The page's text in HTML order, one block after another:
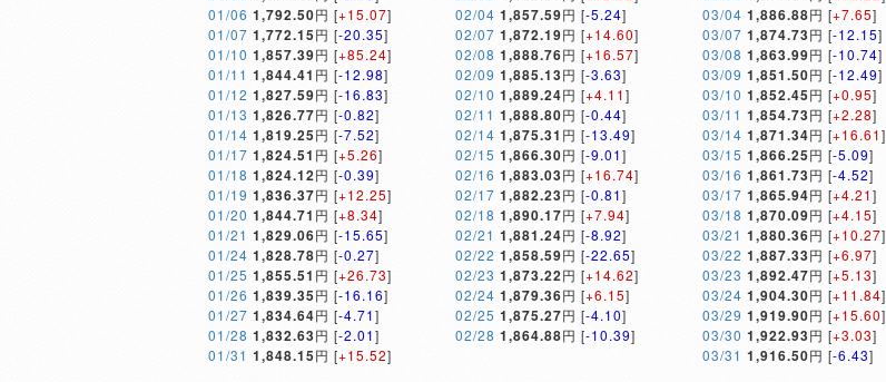
01/06 1,792.50円 [+15.07]
01/07 1,772.15円 [-20.35]
01/10 1,857.39円 [+85.24]
01/11 1,844.41 円 [-12.98]
01/12 1,827.59円 [-16.83]
01/13 1,826.77円 [-0.82]
01/14 1,819.25円 [-7.52]
01/17 1,824.51 円 [+5.26]
01/18 1,824.12円 [-0.39]
01/19 1,836.37円 [+12.25]
01/20 1,844.71 円 [+8.34]
01/21 1,829.06円 [-15.65]
01/24 1,828.78円 [-0.27]
01/25 1,855.51 円 [+26.73]
01/26 1,839.35円 [-16.16]
01/27 1,834.64円 [-4.71]
01/28 1,832.63円 [-2.01]
01/31 1,848.15円 [+15.52]
02/04 1,857.59円 [-5.24]
02/07 1,872.19円 [+14.60]
02/08 1,888.76円 [+16.57]
02/09 1,885.13円 [-3.63]
02/10 1,889.24円 [+4.11]
02/11 1,888.80円 [-0.44]
02/14 1,875.31 円 [-13.49]
02/15 1,866.30円 [-9.01]
02/16 1,883.03円 [+16.74]
02/17 1,882.23円 [-0.81]
02/18 1,890.17円 [+7.94]
02/21 1,881.24円 [-8.92]
02/22 1,858.59円 [-22.65]
02/23 1,873.22円 [+14.62]
02/24 1,879.36円 [+6.15]
02/25 1,875.27円 [-4.10]
02/28 1,864.88円 [-10.39]
03/04 1,886.88円 [+7.65]
03/07 1,874.73円 [-12.15]
03/08 1,863.99円 [-10.74]
03/09 1,851.50円 [-12.49]
03/10 1,852.45円 [+0.95]
03/11 1,854.73円 [+2.28]
03/14 1,871.34円 [+16.61]
03/15 1,866.25円 [-5.09]
03/16 1,861.73円 [-4.52]
03/17 1,865.94円 [+4.21]
03/18 1,870.09円 [+4.15]
03/21 1,880.36円 [+10.27]
03/22 1,887.33円 [+6.97]
03/23 1,892.47円 [+5.13]
03/24 1,904.30円 [+11.84]
03/29 1,919.90円 [+15.60]
03/30 1,922.93円 [+3.03]
03/31 1,916.50円 [-6.43]